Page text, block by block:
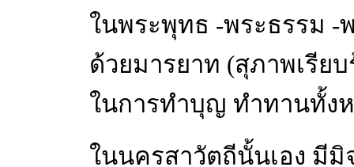
ในพระพุทธ -พระธรรม -
ด้วยมารยาท (สุภาพเรีย
ในการทำบุญ ทำทานทั้ง
ในนครสาวัตถีนั้นเอง มี